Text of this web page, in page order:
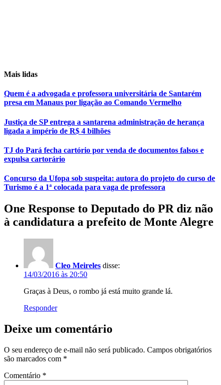
Mais lidas
Quem é a advogada e professora universitária de Santarém
presa em Manaus por ligação ao Comando Vermelho
Justiça de SP entrega a santarena administração de herança
ligada a império de R$ 4 bilhões
TJ do Pará fecha cartório por venda de documentos falsos e
expulsa cartorário
Concurso da Ufopa sob suspeita: autora do projeto do curso de
Turismo é a 1ª colocada para vaga de professora
One Response to Deputado do PR diz não
à candidatura a prefeito de Monte Alegre
Cleo Meireles disse:
14/03/2016 às 20:50
Graças à Deus, o rombo já está muito grande lá.
Responder
Deixe um comentário
O seu endereço de e-mail não será publicado. Campos obrigatórios
são marcados com *
Comentário *